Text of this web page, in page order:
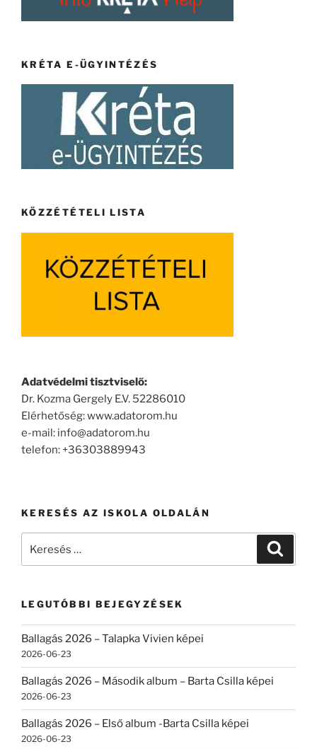
KRÉTA E-ÜGYINTÉZÉS
KÖZZÉTÉTELI LISTA
Adatvédelmi tisztviselő:
Dr. Kozma Gergely E.V. 52286010
Elérhetőség: www.adatorom.hu
e-mail: info@adatorom.hu
telefon: +36303889943
KERESÉS AZ ISKOLA OLDALÁN
LEGUTÓBBI BEJEGYZÉSEK
Ballagás 2026 – Talapka Vivien képei
2026-06-23
Ballagás 2026 – Második album – Barta Csilla képei
2026-06-23
Ballagás 2026 – Első album -Barta Csilla képei
2026-06-23